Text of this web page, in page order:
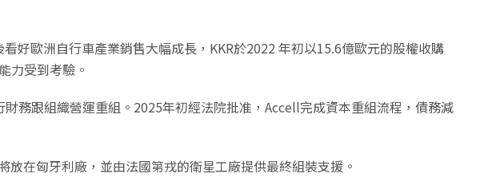
好歐洲自行車產業銷售大幅成長，KKR於2022 年初以15.6億歐元的股權收購
力受到考驗。
務跟組織營運重組。2025年初經法院批准，Accell完成資本重組流程，債務減
在匈牙利廠，並由法國第戎的衛星工廠提供最終組裝支援。